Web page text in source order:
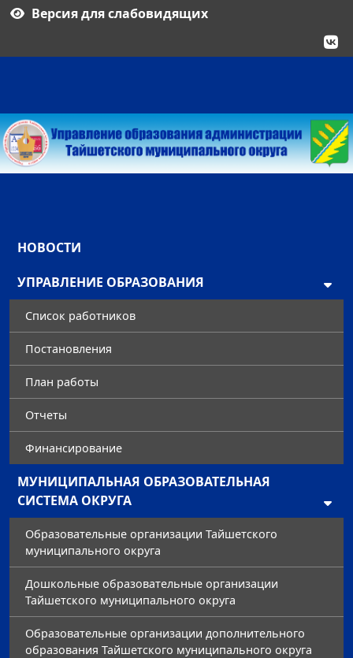
Версия для слабовидящих
НОВОСТИ
УПРАВЛЕНИЕ ОБРАЗОВАНИЯ
Список работников
Постановления
План работы
Отчеты
Финансирование
МУНИЦИПАЛЬНАЯ ОБРАЗОВАТЕЛЬНАЯ
СИСТЕМА ОКРУГА
Образовательные организации Тайшетского
муниципального округа
Дошкольные образовательные организации
Тайшетского муниципального округа
Образовательные организации дополнительного
образования Тайшетского муниципального округа